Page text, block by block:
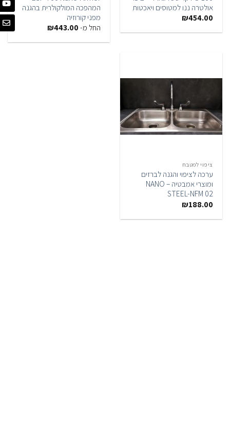
אולטרה ננו למטוסים ויאכטות
₪454.00
המהפכה המולקולרית בהגנה
מפני קורוזיה
החל מ-
₪443.00
ציפוי למטבח
ערכה לציפוי והגנה לברזים
ומוצרי אמבטיה – NANO
STEEL-NFM 02
₪188.00